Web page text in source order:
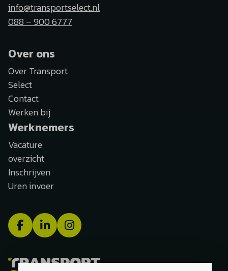
info@transportselect.nl
088 – 900 6777
Over ons
Over Transport
Select
Contact
Werken bij
Werknemers
Vacature
overzicht
Inschrijven
Uren invoer